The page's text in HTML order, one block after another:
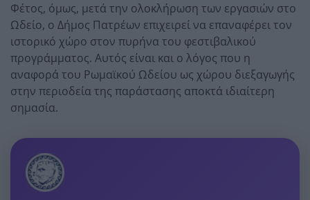
Φέτος, όμως, μετά την ολοκλήρωση των εργασιών στο
Ωδείο, ο Δήμος Πατρέων επιχειρεί να επαναφέρει τον
ιστορικό χώρο στον πυρήνα του φεστιβαλικού
προγράμματος. Αυτός είναι και ο λόγος που η
αναφορά του Ρωμαϊκού Ωδείου ως χώρου διεξαγωγής
στην περιοδεία της παράστασης αποκτά ιδιαίτερη
σημασία.